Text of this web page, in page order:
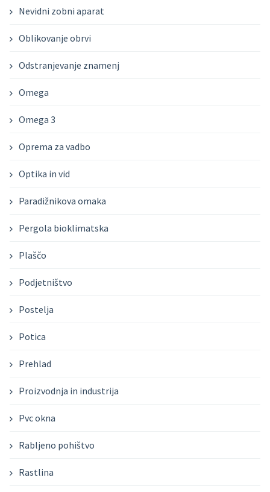
Nevidni zobni aparat
Oblikovanje obrvi
Odstranjevanje znamenj
Omega
Omega 3
Oprema za vadbo
Optika in vid
Paradižnikova omaka
Pergola bioklimatska
Plaščo
Podjetništvo
Postelja
Potica
Prehlad
Proizvodnja in industrija
Pvc okna
Rabljeno pohištvo
Rastlina